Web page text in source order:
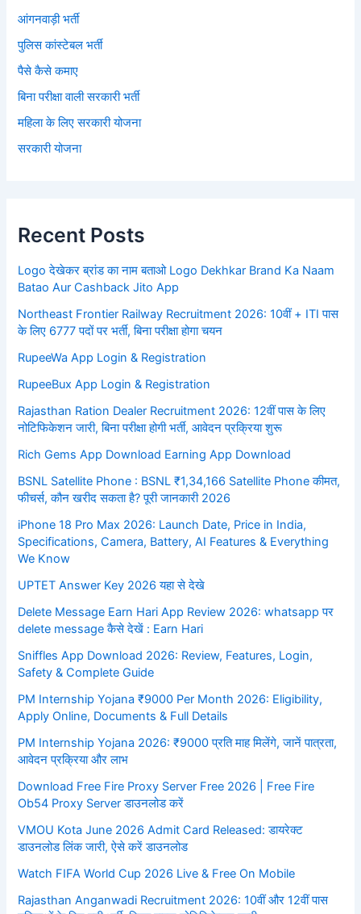
आंगनवाड़ी भर्ती
पुलिस कांस्टेबल भर्ती
पैसे कैसे कमाए
बिना परीक्षा वाली सरकारी भर्ती
महिला के लिए सरकारी योजना
सरकारी योजना
Recent Posts
Logo देखेकर ब्रांड का नाम बताओ Logo Dekhkar Brand Ka Naam
Batao Aur Cashback Jito App
Northeast Frontier Railway Recruitment 2026: 10वीं + ITI पास
के लिए 6777 पदों पर भर्ती, बिना परीक्षा होगा चयन
RupeeWa App Login & Registration
RupeeBux App Login & Registration
Rajasthan Ration Dealer Recruitment 2026: 12वीं पास के लिए
नोटिफिकेशन जारी, बिना परीक्षा होगी भर्ती, आवेदन प्रक्रिया शुरू
Rich Gems App Download Earning App Download
BSNL Satellite Phone : BSNL ₹1,34,166 Satellite Phone कीमत,
फीचर्स, कौन खरीद सकता है? पूरी जानकारी 2026
iPhone 18 Pro Max 2026: Launch Date, Price in India,
Specifications, Camera, Battery, AI Features & Everything
We Know
UPTET Answer Key 2026 यहा से देखे
Delete Message Earn Hari App Review 2026: whatsapp पर
delete message कैसे देखें : Earn Hari
Sniffles App Download 2026: Review, Features, Login,
Safety & Complete Guide
PM Internship Yojana ₹9000 Per Month 2026: Eligibility,
Apply Online, Documents & Full Details
PM Internship Yojana 2026: ₹9000 प्रति माह मिलेंगे, जानें पात्रता,
आवेदन प्रक्रिया और लाभ
Download Free Fire Proxy Server Free 2026 | Free Fire
Ob54 Proxy Server डाउनलोड करें
VMOU Kota June 2026 Admit Card Released: डायरेक्ट
डाउनलोड लिंक जारी, ऐसे करें डाउनलोड
Watch FIFA World Cup 2026 Live & Free On Mobile
Rajasthan Anganwadi Recruitment 2026: 10वीं और 12वीं पास